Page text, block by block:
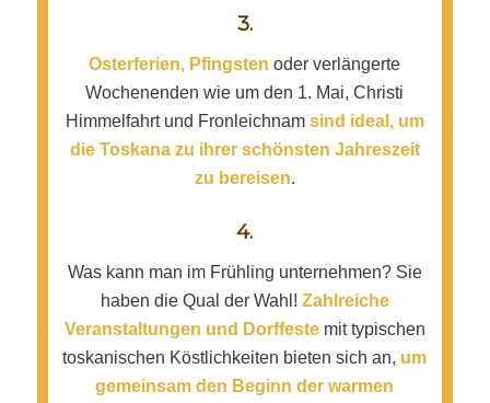
3.
Osterferien, Pfingstenoder verlängerte
Wochenenden wie um den 1. Mai, Christi
Himmelfahrt und Fronleichnam sind ideal, um
die Toskana zu ihrer schönsten Jahreszeit
zu bereisen.
4.
Was kann man im Frühling unternehmen? Sie
haben die Qual der Wahl! Zahlreiche
Veranstaltungen und Dorffestemit typischen
toskanischen Köstlichkeiten bieten sich an, um
gemeinsam den Beginn der warmen